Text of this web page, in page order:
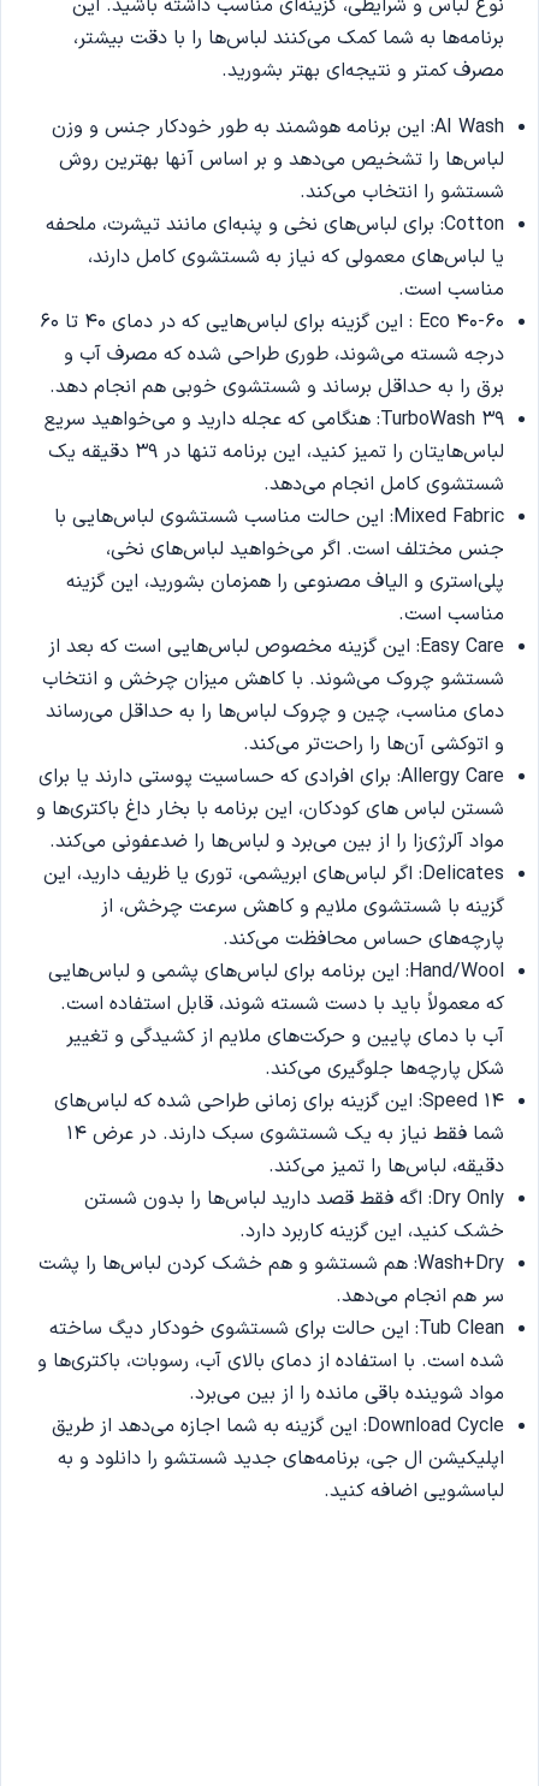
برنامه‌ها به شما کمک می‌کنند لباس‌ها را با دقت بیشتر،
مصرف کمتر و نتیجه‌ای بهتر بشورید.
AI Wash: این برنامه هوشمند به طور خودکار جنس و وزن
لباس‌ها را تشخیص می‌دهد و بر اساس آنها بهترین روش
شستشو را انتخاب می‌کند.
Cotton: برای لباس‌های نخی و پنبه‌ای مانند تیشرت، ملحفه
یا لباس‌های معمولی که نیاز به شستشوی کامل دارند،
مناسب است.
Eco 40-60 : این گزینه برای لباس‌هایی که در دمای ۴۰ تا ۶۰
درجه شسته می‌شوند، طوری طراحی شده که مصرف آب و
برق را به حداقل برساند و شستشوی خوبی هم انجام دهد.
TurboWash 39: هنگامی که عجله دارید و می‌خواهید سریع
لباس‌هایتان را تمیز کنید، این برنامه تنها در ۳۹ دقیقه یک
شستشوی کامل انجام می‌دهد.
Mixed Fabric: این حالت مناسب شستشوی لباس‌هایی با
جنس مختلف است. اگر می‌خواهید لباس‌های نخی،
پلی‌استری و الیاف مصنوعی را همزمان بشورید، این گزینه
مناسب است.
Easy Care: این گزینه مخصوص لباس‌هایی است که بعد از
شستشو چروک می‌شوند. با کاهش میزان چرخش و انتخاب
دمای مناسب، چین‌ و چروک لباس‌ها را به حداقل می‌رساند
و اتوکشی آن‌ها را راحت‌تر می‌کند.
Allergy Care: برای افرادی که حساسیت پوستی دارند یا برای
شستن لباس های کودکان، این برنامه با بخار داغ باکتری‌ها و
مواد آلرژی‌زا را از بین می‌برد و لباس‌ها را ضدعفونی می‌کند.
Delicates: اگر لباس‌های ابریشمی، توری یا ظریف دارید، این
گزینه با شستشوی ملایم و کاهش سرعت چرخش، از
پارچه‌های حساس محافظت می‌کند.
Hand/Wool: این برنامه برای لباس‌های پشمی و لباس‌هایی
که معمولاً باید با دست شسته شوند، قابل استفاده است.
آب با دمای پایین و حرکت‌های ملایم از کشیدگی و تغییر
شکل پارچه‌ها جلوگیری می‌کند.
Speed 14: این گزینه برای زمانی طراحی شده که لباس‌های
شما فقط نیاز به یک شستشوی سبک دارند. در عرض 14
دقیقه، لباس‌ها را تمیز می‌کند.
Dry Only: اگه فقط قصد دارید لباس‌ها را بدون شستن
خشک کنید، این گزینه کاربرد دارد.
Wash+Dry: هم شستشو و هم خشک کردن لباس‌ها را پشت
سر هم انجام می‌دهد.
Tub Clean: این حالت برای شستشوی خودکار دیگ ساخته
شده است. با استفاده از دمای بالای آب، رسوبات، باکتری‌ها و
مواد شوینده باقی مانده را از بین می‌برد.
Download Cycle: این گزینه به شما اجازه می‌دهد از طریق
اپلیکیشن ال‌ جی، برنامه‌های جدید شستشو را دانلود و به
لباسشویی اضافه کنید.